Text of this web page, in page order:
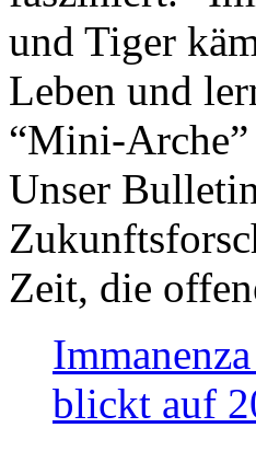
und Tiger
Leben und
“Mini-Arche”
Unser
Zeit, die
blickt auf